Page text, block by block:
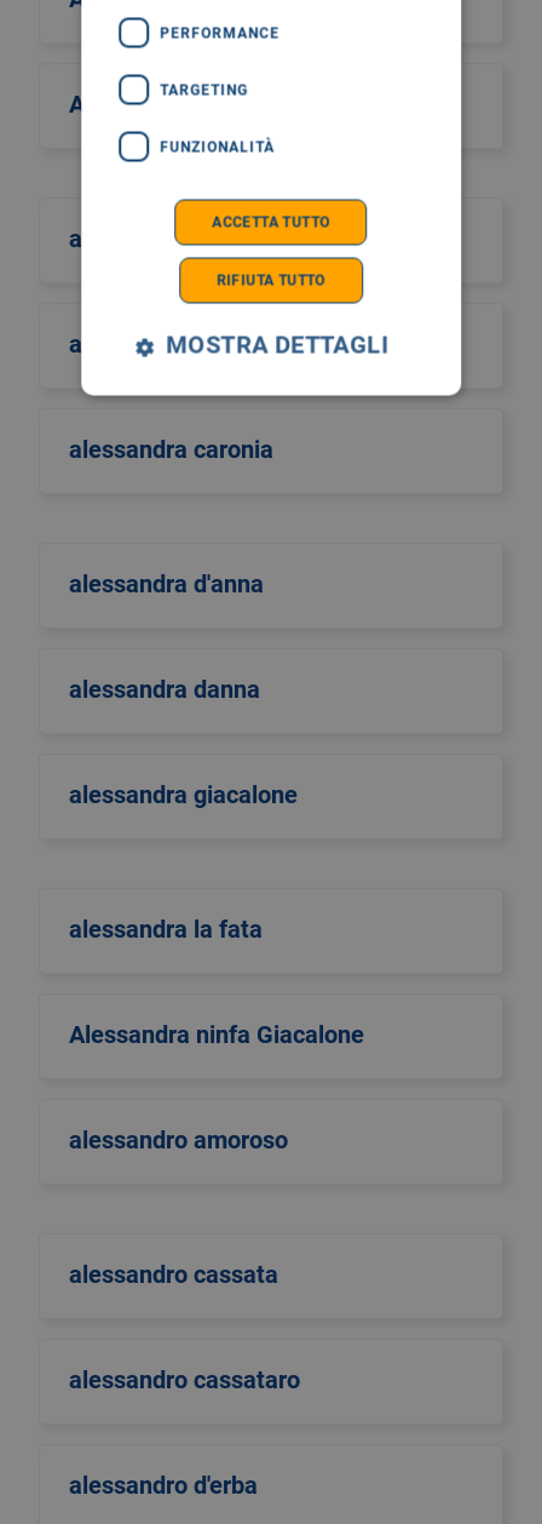
Alcos Zahar
aldo scarpa
aldo sinigaglia
alessandra caronia
alessandra d'anna
alessandra danna
alessandra giacalone
alessandra la fata
Alessandra ninfa Giacalone
alessandro amoroso
alessandro cassata
alessandro cassataro
alessandro d'erba
PERFORMANCE
TARGETING
FUNZIONALITÀ
ACCETTA TUTTO
RIFIUTA TUTTO
MOSTRA DETTAGLI